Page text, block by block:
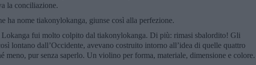
la conciliazione.
ha nome tiakonylokanga, giunse così alla perfezione.
Lokanga fui molto colpito dal tiakonylokanga. Di più: rimasi sbalordito! Gli
lontano dall’Occidente, avevano costruito intorno all’idea di quelle quattro
meno, pur senza saperlo. Un violino per forma, materiale, dimensione e colore.